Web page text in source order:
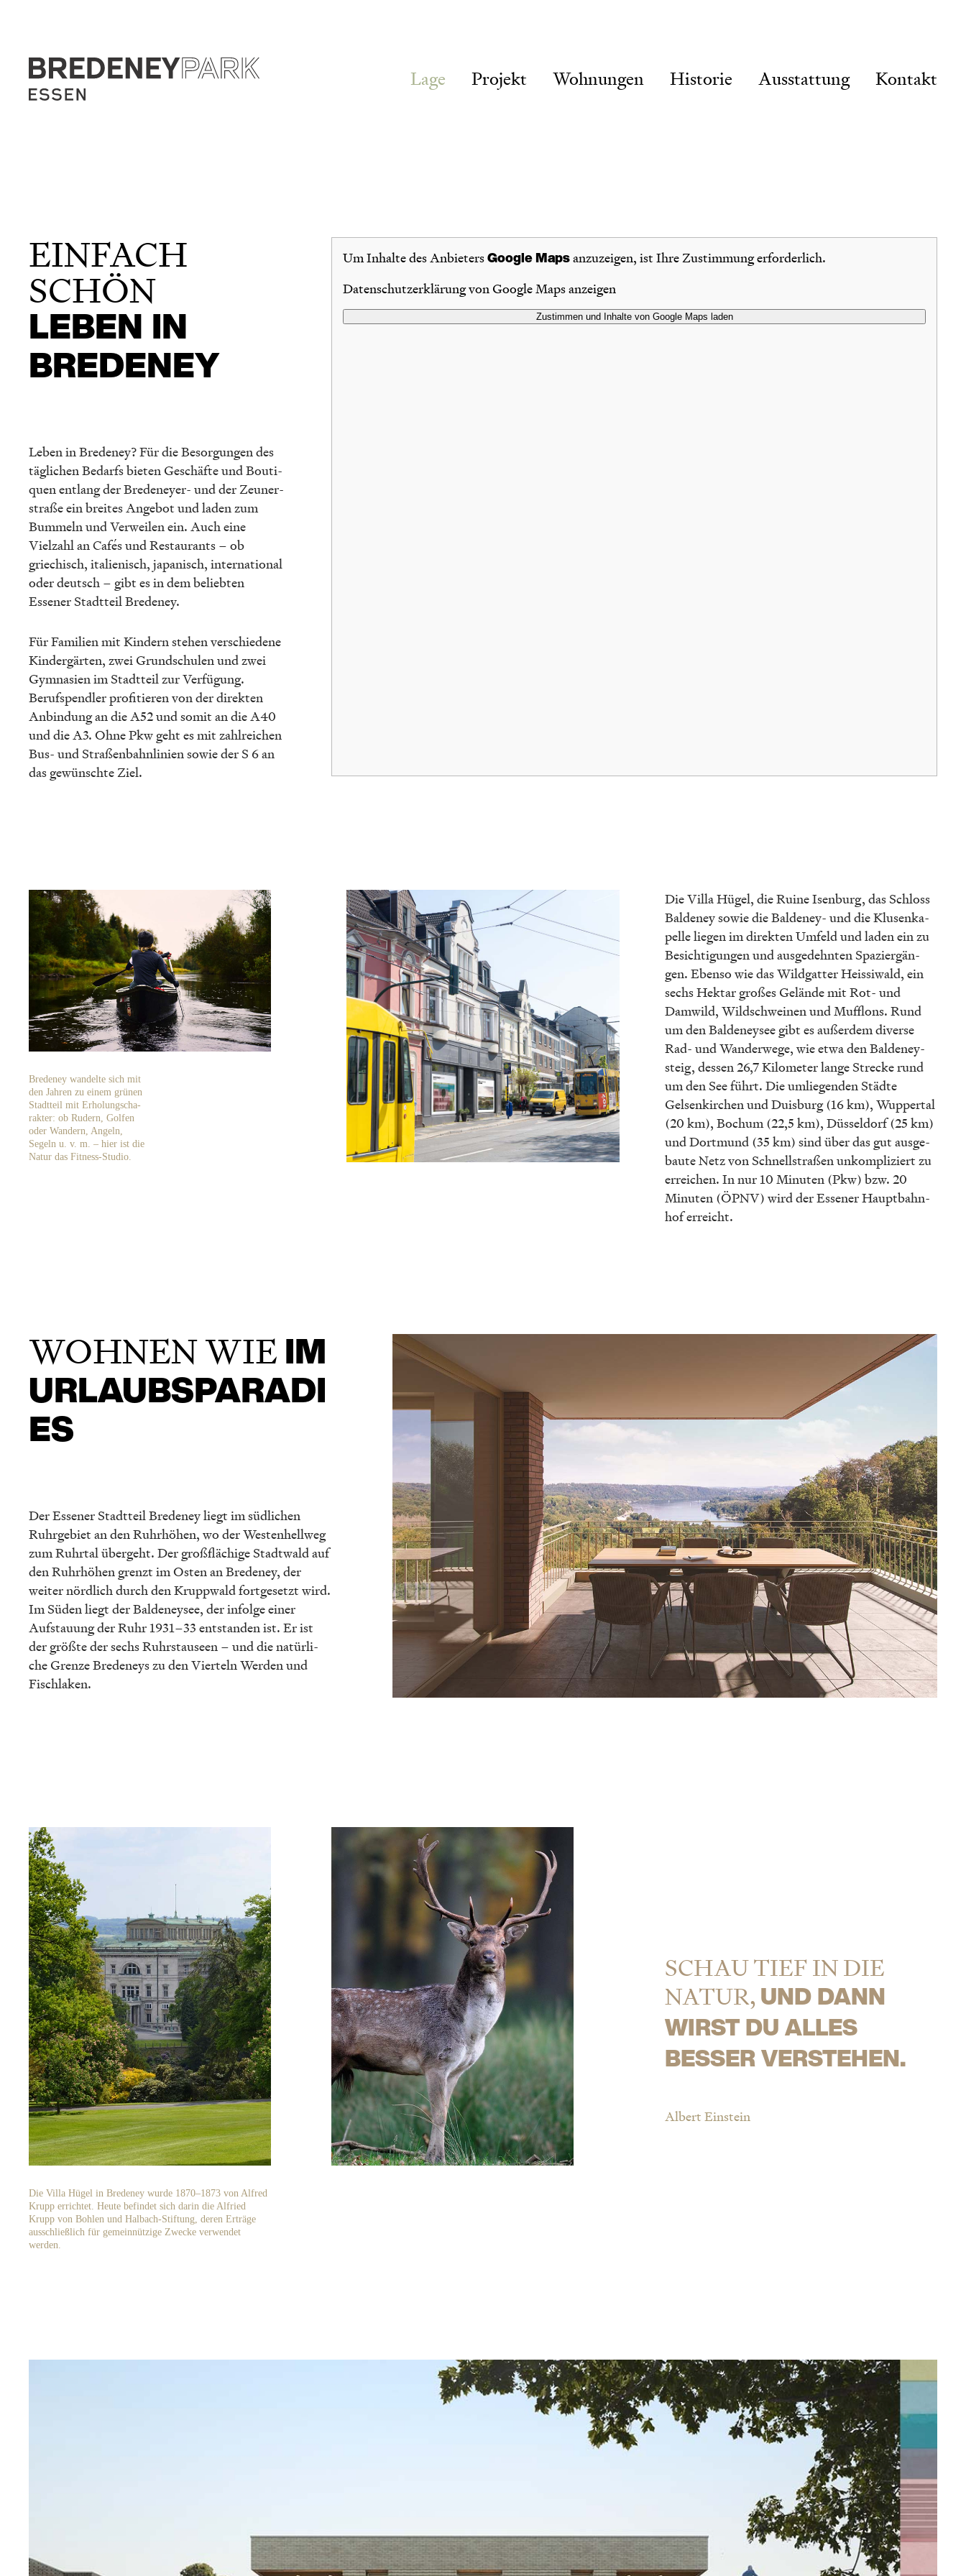
Lage Projekt Wohnungen Historie Ausstattung Kontakt
EINFACH
SCHÖN
LEBEN IN
BREDENEY
Leben in Brede­ney? Für die Besor­gun­gen des
tägli­chen Bedarfs bieten Geschäfte und Bouti­
quen entlang der Brede­neyer- und der Zeuner­
straße ein breites Angebot und laden zum
Bummeln und Verwei­len ein. Auch eine
Vielzahl an Cafés und Restau­rants – ob
griechisch, italie­nisch, japanisch, inter­na­tio­nal
oder deutsch – gibt es in dem belieb­ten
Essener Stadt­teil Bredeney.
Für Familien mit Kindern stehen verschie­dene
Kinder­gär­ten, zwei Grund­schu­len und zwei
Gymna­sien im Stadt­teil zur Verfü­gung.
Berufs­pend­ler profi­tie­ren von der direk­ten
Anbin­dung an die A52 und somit an die A40
und die A3. Ohne Pkw geht es mit zahlrei­chen
Bus- und Straßen­bahn­li­nien sowie der S 6 an
das gewünschte Ziel.
Um Inhalte des AnbietersGoogle Maps anzuzeigen, ist Ihre Zustimmung erforderlich.
Datenschutzerklärung von Google Maps anzeigen
Zustimmen und Inhalte von Google Maps laden
Brede­ney wandelte sich mit
den Jahren zu einem grünen
Stadt­teil mit Erholungs­cha­
rak­ter: ob Rudern, Golfen
oder Wandern, Angeln,
Segeln u. v. m. – hier ist die
Natur das Fitness-Studio.
Die Villa Hügel, die Ruine Isenburg, das Schloss
Balde­ney sowie die Balde­ney- und die Klusen­ka­
pelle liegen im direk­ten Umfeld und laden ein zu
Besich­ti­gun­gen und ausge­dehn­ten Spazier­gän­
gen. Ebenso wie das Wildgat­ter Heissi­wald, ein
sechs Hektar großes Gelände mit Rot- und
Damwild, Wildschwei­nen und Mufflons. Rund
um den Balde­ney­see gibt es außer­dem diverse
Rad- und Wander­wege, wie etwa den Balde­ney­
steig, dessen 26,7 Kilome­ter lange Strecke rund
um den See führt. Die umlie­gen­den Städte
Gelsen­kir­chen und Duisburg (16 km), Wupper­tal
(20 km), Bochum (22,5 km), Düssel­dorf (25 km)
und Dortmund (35 km) sind über das gut ausge­
baute Netz von Schnell­stra­ßen unkom­pli­ziert zu
errei­chen. In nur 10 Minuten (Pkw) bzw. 20
Minuten (ÖPNV) wird der Essener Haupt­bahn­
hof erreicht.
WOHNEN WIE IM
URLAUBSPARADI
ES
Der Essener Stadt­teil Brede­ney liegt im südli­chen
Ruhrge­biet an den Ruhrhö­hen, wo der Westen­hell­weg
zum Ruhrtal übergeht. Der großflä­chige Stadt­wald auf
den Ruhrhö­hen grenzt im Osten an Brede­ney, der
weiter nördlich durch den Krupp­wald fortge­setzt wird.
Im Süden liegt der Balde­ney­see, der infolge einer
Aufstau­ung der Ruhr 1931–33 entstan­den ist. Er ist
der größte der sechs Ruhrstau­seen – und die natür­li­
che Grenze Brede­neys zu den Vierteln Werden und
Fischlaken.
Die Villa Hügel in Brede­ney wurde 1870–1873 von Alfred
Krupp errich­tet. Heute befin­det sich darin die Alfried
Krupp von Bohlen und Halbach-Stiftung, deren Erträge
ausschließ­lich für gemein­nüt­zige Zwecke verwen­det
werden.
SCHAU TIEF IN DIE
NATUR, UND DANN
WIRST DU ALLES
BESSER VERSTEHEN.
Albert Einstein